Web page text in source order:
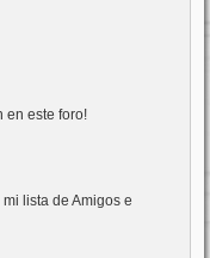
en este foro!
lista de Amigos e